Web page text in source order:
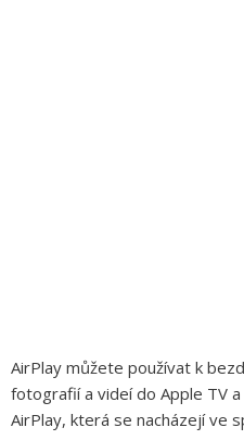
AirPlay můžete používat k
fotografií a videí do Apple TV
AirPlay, která se nacházejí ve